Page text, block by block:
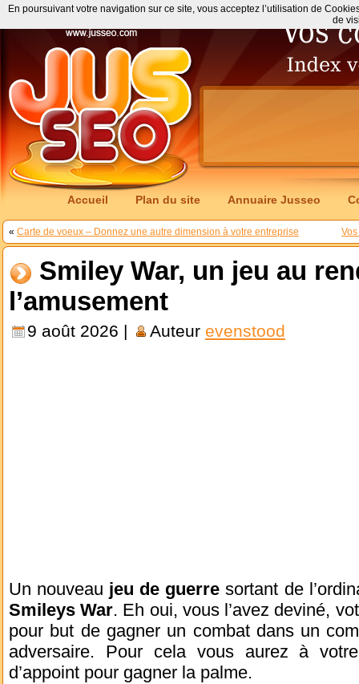
Accueil Plan du site Annuaire Jusseo
« Carte de voeux – Donnez une autre dimension à votre entreprise
Smiley War, un jeu au
l’amusement
9 août 2026 | Auteur evenstood
Un nouveau jeu de guerre sortant de
Smileys War. Eh oui, vous l’avez deviné,
pour but de gagner un combat dans un
adversaire. Pour cela vous aurez à
d’appoint pour gagner la palme.
En poursuivant votre navigation sur ce site, vous acceptez l’utilisation de
de